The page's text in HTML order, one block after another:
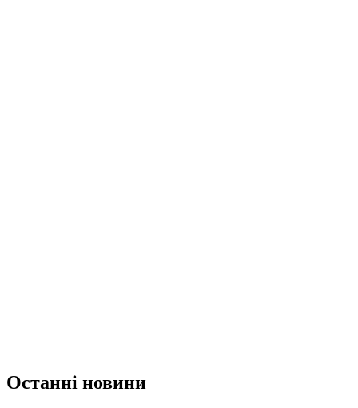
Останні новини